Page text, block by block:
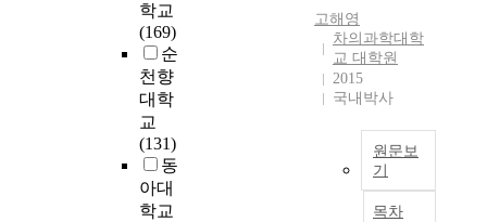
학교
(169)
순
천향
대학
교
(131)
동
아대
학교
고해영
차의과학대학
교 대학원
2015
국내박사
원문보
기
목차